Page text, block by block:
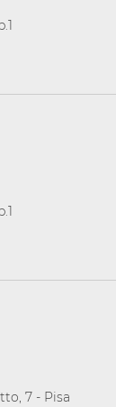
7 - Pisa